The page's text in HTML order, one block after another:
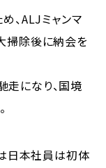
、ALJミャンマ
掃除後に納会を
走になり、国境
は日本社員は初体